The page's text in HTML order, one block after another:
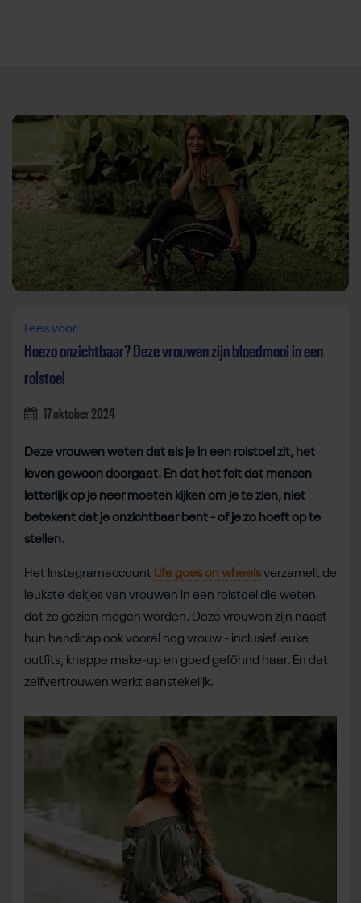
Direct door naar content
Lees voor
Hoezo onzichtbaar? Deze vrouwen zijn bloedmooi in een
rolstoel
17 oktober 2024
Deze vrouwen weten dat als je in een rolstoel zit, het
leven gewoon doorgaat. En dat het feit dat mensen
letterlijk op je neer moeten kijken om je te zien, niet
betekent dat je onzichtbaar bent - of je zo hoeft op te
stellen.
Het Instagramaccount Life goes on wheelsverzamelt de
leukste kiekjes van vrouwen in een rolstoel die weten
dat ze gezien mogen worden. Deze vrouwen zijn naast
hun handicap ook vooral nog vrouw - inclusief leuke
outfits, knappe make-up en goed geföhnd haar. En dat
zelfvertrouwen werkt aanstekelijk.